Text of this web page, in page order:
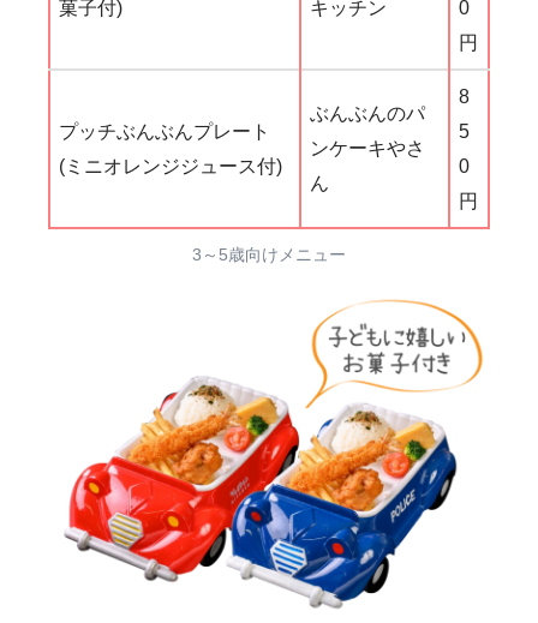
菓子付) キッチン
0
円
プッチぶんぶんプレート
(ミニオレンジジュース付)
ぶんぶんのパ
ンケーキやさ
ん
8
5
0
円
3～5歳向けメニュー